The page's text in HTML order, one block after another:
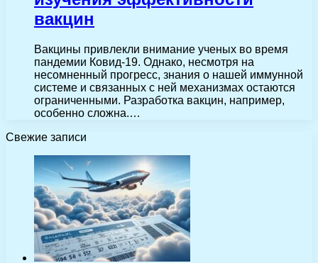
вакцин
Вакцины привлекли внимание ученых во время
пандемии Ковид-19. Однако, несмотря на
несомненный прогресс, знания о нашей иммунной
системе и связанных с ней механизмах остаются
ограниченными. Разработка вакцин, например,
особенно сложна.…
Свежие записи